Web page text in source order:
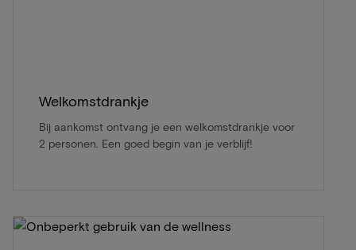
Welkomstdrankje
Bij aankomst ontvang je een welkomstdrankje voor
2 personen. Een goed begin van je verblijf!